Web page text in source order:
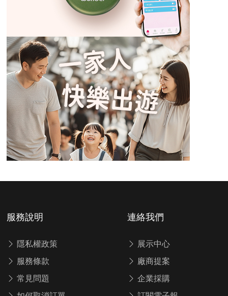
服務說明
隱私權政策
服務條款
常見問題
連絡我們
展示中心
廠商提案
企業採購